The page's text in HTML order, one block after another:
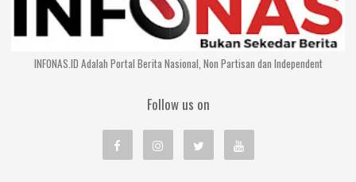
INFONAS.ID Adalah Portal Berita Nasional, Non Partisan dan Independent
Follow us on